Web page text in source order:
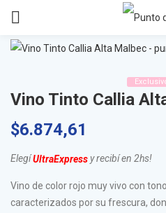
Vino Tinto Callia
$6.874,61
ElegíUltraExpressy recibí en 2hs!
Vino de color rojo muy vivo con
caracterizados por su frescura,